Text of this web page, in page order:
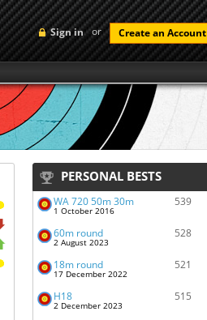
Sign in or Create an Account
PERSONAL BESTS
WA 720 50m 30m
1 October 2016
539
60m round
2 August 2023
528
18m round
17 December 2022
521
H18
2 December 2023
515